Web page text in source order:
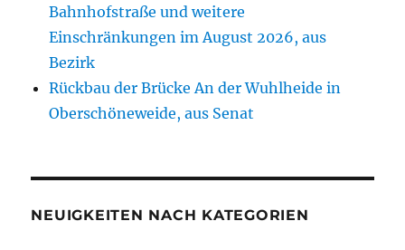
Bahnhofstraße und weitere
Einschränkungen im August 2026, aus
Bezirk
Rückbau der Brücke An der Wuhlheide in
Oberschöneweide, aus Senat
NEUIGKEITEN NACH KATEGORIEN